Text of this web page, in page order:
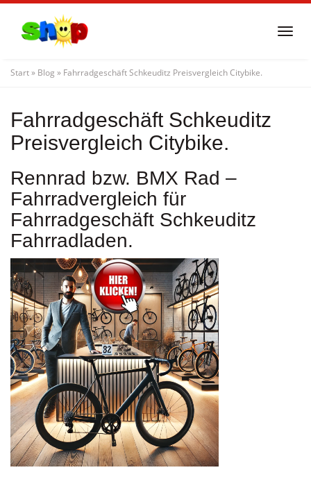
content
Start» Blog » Fahrradgeschäft Schkeuditz Preisvergleich Citybike.
Fahrradgeschäft Schkeuditz
Preisvergleich Citybike.
Rennrad bzw. BMX Rad –
Fahrradvergleich für
Fahrradgeschäft Schkeuditz
Fahrradladen.